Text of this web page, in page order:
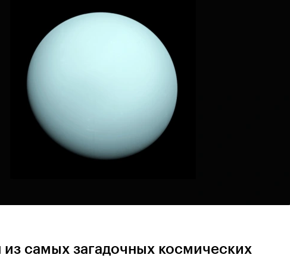
самых загадочных космических